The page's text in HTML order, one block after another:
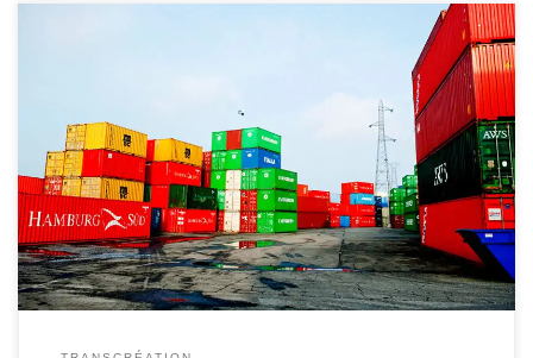
Traduction classique ou transcréation ? Vous souhaitez
étendre les activités de votre entreprise à
l’international et cherchez la communication adéquate.
Si vous êtes Mercedes-Benz, la traduction de votre
signature fonctionne.